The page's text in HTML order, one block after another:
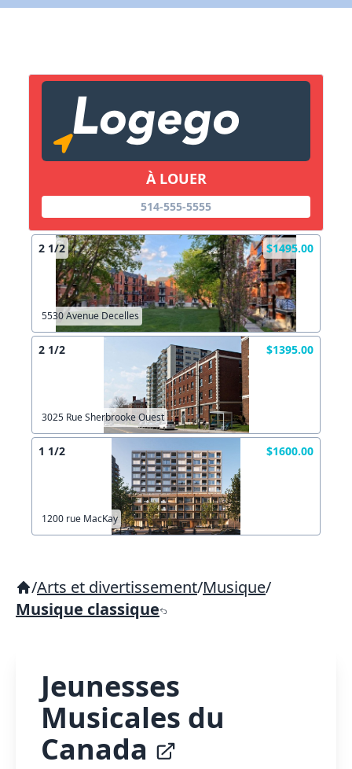
À LOUER
514-555-5555
2 1/2 $1495.00
5530 Avenue Decelles
2 1/2 $1395.00
3025 Rue Sherbrooke Ouest
1 1/2 $1600.00
1200 rue MacKay
/Arts et divertissement/Musique/
Musique classique
Jeunesses
Musicales du
Canada
X Fermer
Lien vers inscription (sera inclus dans courriel)
Copier lien
X Fermer Envoyez